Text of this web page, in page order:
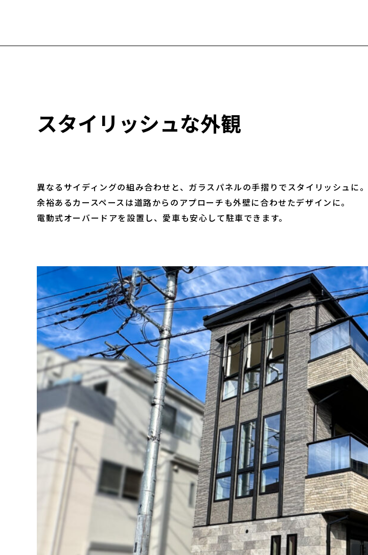
スタイリッシュな外観
異なるサイディングの組み合わせと、ガラスパネルの手摺りでスタイリッシュに。
余裕あるカースペースは道路からのアプローチも外壁に合わせたデザインに。
電動式オーバードアを設置し、愛車も安心して駐車できます。